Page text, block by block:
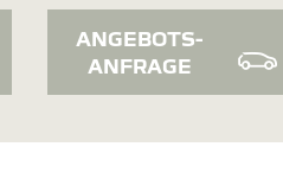
ANGEBOTS-
ANFRAGE